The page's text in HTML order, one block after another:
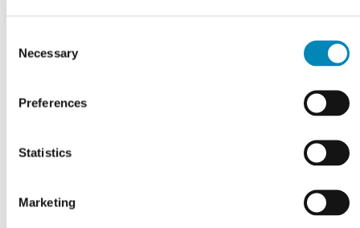
Selection
Necessary
Preferences
Statistics
Marketing